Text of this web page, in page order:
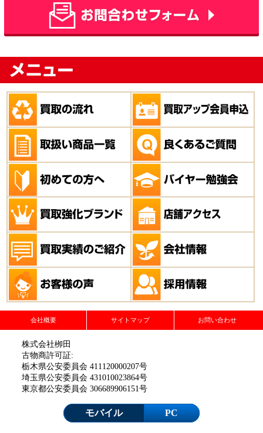
会社概要 サイトマップ お問い合わせ
株式会社栁田
古物商許可証:
栃木県公安委員会 411120000207号
埼玉県公安委員会 431010023864号
東京都公安委員会 306689906151号
モバイル PC